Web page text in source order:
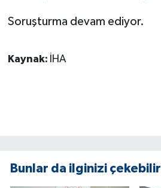
Soruşturma devam ediyor.
Kaynak: İHA
Bunlar da ilginizi çekebilir
Kadın
Sağlık